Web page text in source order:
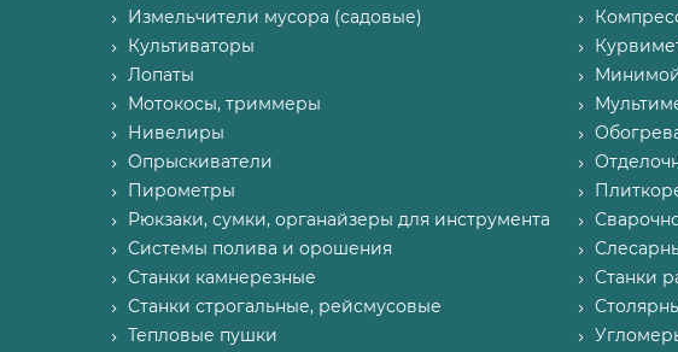
Измельчители мусора (садовые)
Культиваторы
Лопаты
Мотокосы, триммеры
Нивелиры
Опрыскиватели
Пирометры
Рюкзаки, сумки, органайзеры для инструмента
Системы полива и орошения
Станки камнерезные
Станки
Станки строгальные, рейсмусовые
Тепловые пушки